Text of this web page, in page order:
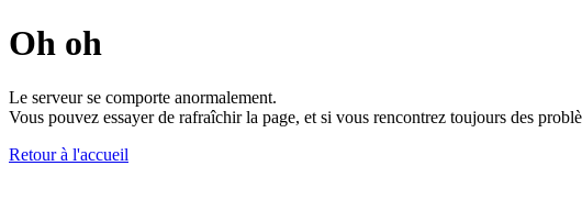
Oh oh
Le serveur se comporte anormalement.
Vous pouvez essayer de rafraîchir la page, et si vous rencontrez toujours des
Retour à l'accueil